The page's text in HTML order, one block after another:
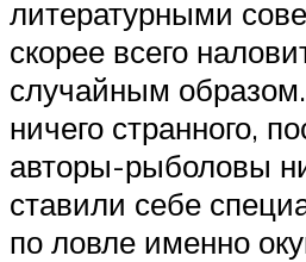
литературными
скорее всего
случайным
ничего странного,
авторы-рыболовы
ставили себе
по ловле именно